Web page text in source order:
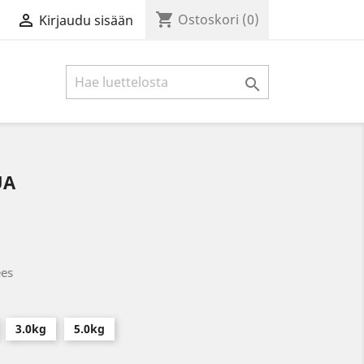
 Kirjaudu sisään shopping_cart Ostoskori (0)

3.0kg 5.0kg